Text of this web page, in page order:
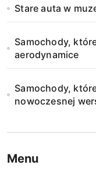
Stare auta w
Samochody,
aerodynamice
Samochody,
nowoczesnej
Menu